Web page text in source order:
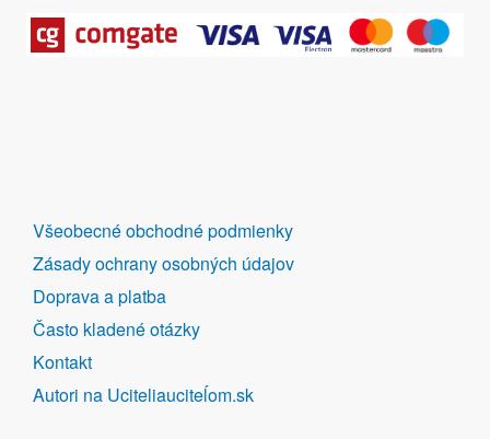
DALŠÍ
ODKAZY
Všeobecné obchodné podmienky
Zásady ochrany osobných údajov
Doprava a platba
Často kladené otázky
Kontakt
Autori na Uciteliauciteĺom.sk